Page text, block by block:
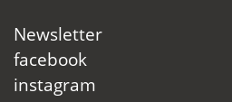
Newsletter
facebook
instagram